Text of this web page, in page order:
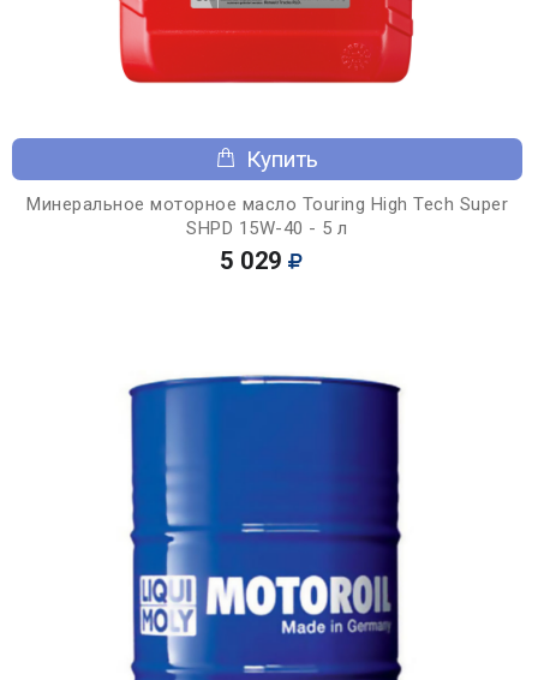
Купить
Минеральное моторное масло Touring High Tech Super
SHPD 15W-40 - 5 л
5 029